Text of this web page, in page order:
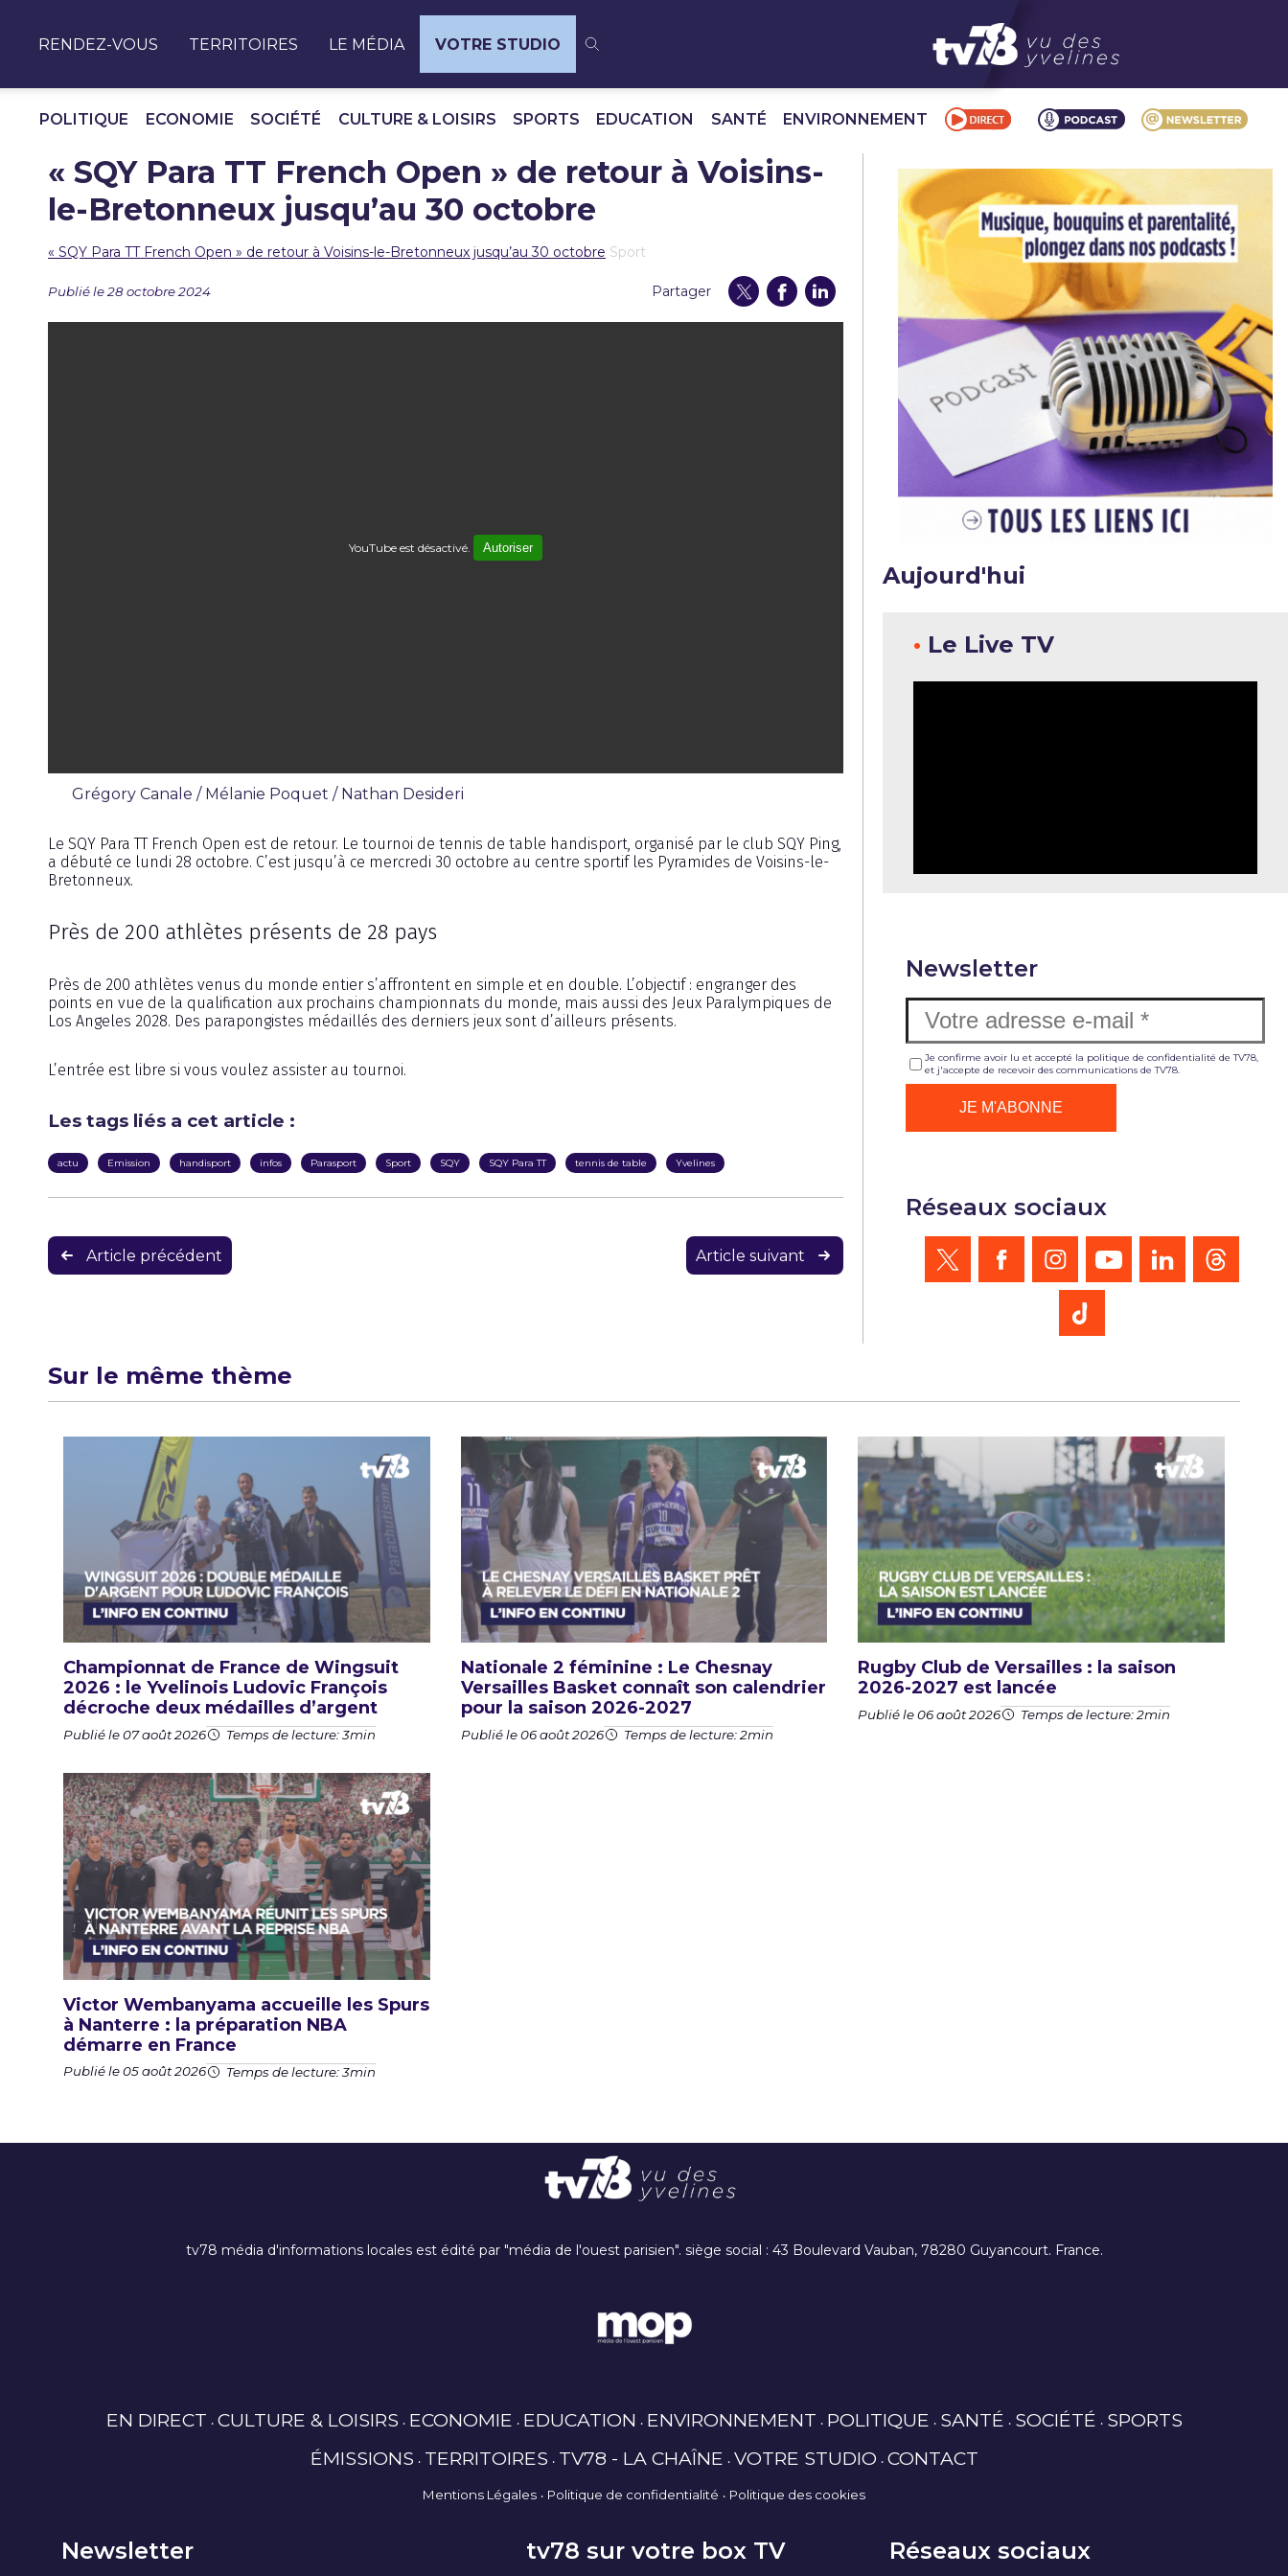
RENDEZ-VOUS TERRITOIRES LE MÉDIA VOTRE STUDIO
POLITIQUE ECONOMIE SOCIÉTÉ CULTURE & LOISIRS SPORTS EDUCATION SANTÉ ENVIRONNEMENT
« SQY Para TT French Open » de retour à Voisins-
le-Bretonneux jusqu’au 30 octobre
« SQY Para TT French Open » de retour à Voisins-le-Bretonneux jusqu’au 30 octobre Sport
Publié le 28 octobre 2024 Partager
YouTube est désactivé. Autoriser
Grégory Canale / Mélanie Poquet / Nathan Desideri
Le SQY Para TT French Open est de retour. Le tournoi de tennis de table handisport, organisé par le club SQY Ping,
a débuté ce lundi 28 octobre. C’est jusqu’à ce mercredi 30 octobre au centre sportif les Pyramides de Voisins-le-
Bretonneux.
Près de 200 athlètes présents de 28 pays
Près de 200 athlètes venus du monde entier s’affrontent en simple et en double. L’objectif : engranger des
points en vue de la qualification aux prochains championnats du monde, mais aussi des Jeux Paralympiques de
Los Angeles 2028. Des parapongistes médaillés des derniers jeux sont d’ailleurs présents.
L’entrée est libre si vous voulez assister au tournoi.
Les tags liés a cet article :
actu Emission handisport infos Parasport Sport SQY SQY Para TT tennis de table Yvelines
Navigation
de
Article précédent Article suivant
Aujourd'hui
• Le Live TV
Newsletter
Je confirme avoir lu et accepté la politique de confidentialité de TV78,
et j'accepte de recevoir des communications de TV78.
Réseaux sociaux
Sur le même thème
Championnat de France de Wingsuit
2026 : le Yvelinois Ludovic François
décroche deux médailles d’argent
Publié le 07 août 2026 Temps de lecture: 3min
Nationale 2 féminine : Le Chesnay
Versailles Basket connaît son calendrier
pour la saison 2026-2027
Publié le 06 août 2026 Temps de lecture: 2min
Rugby Club de Versailles : la saison
2026-2027 est lancée
Publié le 06 août 2026 Temps de lecture: 2min
Victor Wembanyama accueille les Spurs
à Nanterre : la préparation NBA
démarre en France
Publié le 05 août 2026 Temps de lecture: 3min
tv78 média d'informations locales est édité par "média de l'ouest parisien". siège social : 43 Boulevard Vauban, 78280 Guyancourt. France.
EN DIRECT CULTURE & LOISIRS ECONOMIE EDUCATION ENVIRONNEMENT POLITIQUE SANTÉ SOCIÉTÉ SPORTS
ÉMISSIONS TERRITOIRES TV78 - LA CHAÎNE VOTRE STUDIO CONTACT
Mentions Légales Politique de confidentialité Politique des cookies
Newsletter tv78 sur votre box TV Réseaux sociaux